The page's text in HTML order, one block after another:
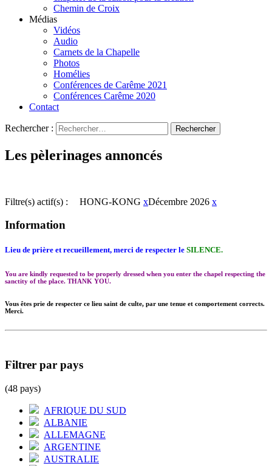
Chemin de Croix
Médias
Vidéos
Audio
Carnets de la Chapelle
Photos
Homélies
Conférences de Carême 2021
Conférences Carême 2020
Contact
Rechercher :
Les pèlerinages annoncés
Filtre(s) actif(s) : HONG-KONG xDécembre 2026 x
Information
Lieu de prière et recueillement, merci de respecter le SILENCE.
You are kindly requested to be properly dressed when you enter the chapel respecting the
sanctity of the place. THANK YOU.
Vous êtes prie de respecter ce lieu saint de culte, par une tenue et comportement corrects.
Merci.
Filtrer par pays
(48 pays)
AFRIQUE DU SUD
ALBANIE
ALLEMAGNE
ARGENTINE
AUSTRALIE